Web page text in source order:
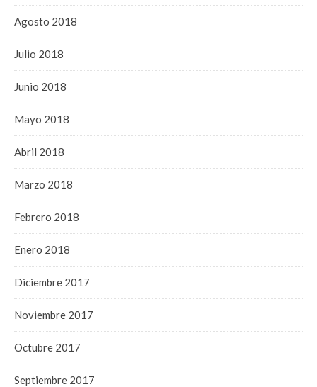
Agosto 2018
Julio 2018
Junio 2018
Mayo 2018
Abril 2018
Marzo 2018
Febrero 2018
Enero 2018
Diciembre 2017
Noviembre 2017
Octubre 2017
Septiembre 2017